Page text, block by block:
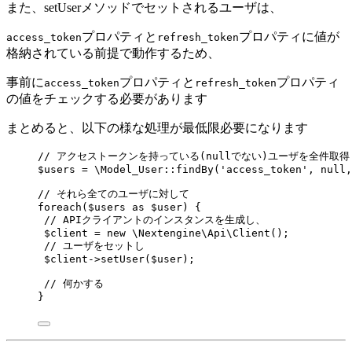
また、setUserメソッドでセットされるユーザは、
access_tokenプロパティと refresh_tokenプロパティに値が
格納されている前提で動作するため、
事前に access_tokenプロパティと refresh_tokenプロパティ
の値をチェックする必要があります
まとめると、以下の様な処理が最低限必要になります
// アクセストークンを持っている(nullでない)ユーザを全件取得
$users = \Model_User::findBy('access_token',
// それら全てのユーザに対して
foreach($users as $user) {
// APIクライアントのインスタンスを生成し、
$client = new \Nextengine\Api\Client();
// ユーザをセットし
$client->setUser($user);
// 何かする
}